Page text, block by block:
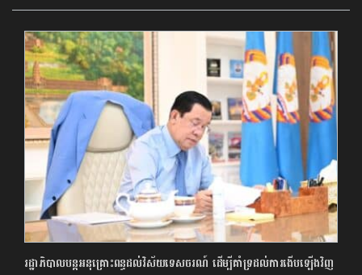
រដ្ឋាភិបាលបន្តអនុគ្រោះពន្ធដល់វិស័យទេសចរណ៍ ដើម្បីគាំទ្រដល់ការងើបឡើងវិញ